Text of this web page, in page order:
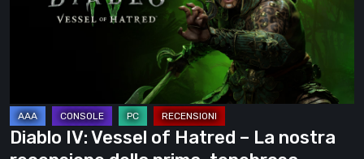
Hatred
recensione
della
prima,
Diablo IV: Vessel of Hatred – La nostra